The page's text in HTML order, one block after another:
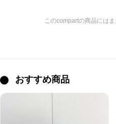
このcompartの商品には
おすすめ商品